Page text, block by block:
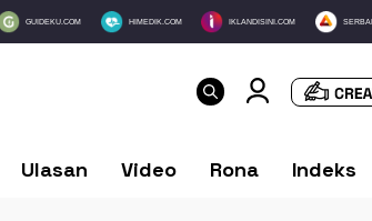
GUIDEKU.COM HIMEDIK.COM IKLANDISINI.COM
Ulasan Video Rona Indeks